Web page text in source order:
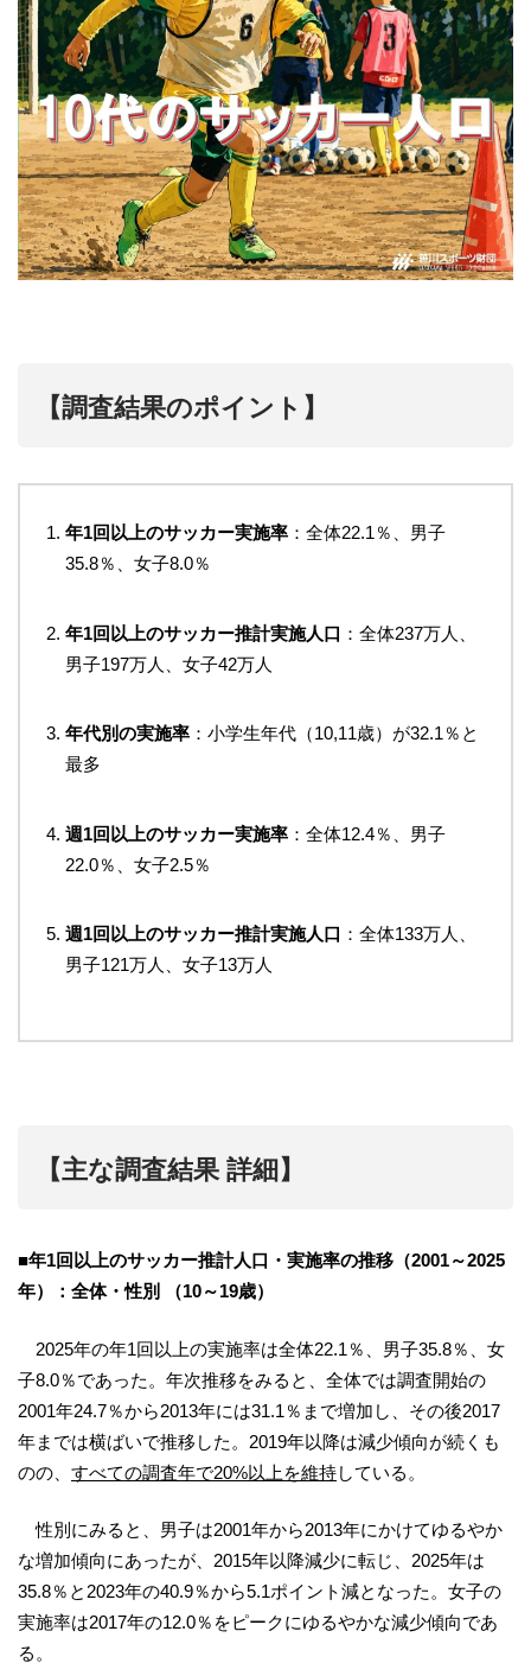
【調査結果のポイント】
年1回以上のサッカー実施率：全体22.1％、男子
35.8％、女子8.0％
年1回以上のサッカー推計実施人口 ：全体237万人、
男子197万人、女子42万人
年代別の実施率：小学生年代（10,11歳）が32.1％と
最多
週1回以上のサッカー実施率：全体12.4％、男子
22.0％、女子2.5％
週1回以上のサッカー推計実施人口 ：全体133万人、
男子121万人、女子13万人
【主な調査結果 詳細】
■年1回以上のサッカー推計人口・実施率の推移（2001～2025
年）：全体・性別 （10～19歳）
2025年の年1回以上の実施率は全体22.1％、男子35.8％、女
子8.0％であった。年次推移をみると、全体では調査開始の
2001年24.7％から2013年には31.1％まで増加し、その後2017
年までは横ばいで推移した。2019年以降は減少傾向が続くも
のの、 すべての調査年で20%以上を維持している。
性別にみると、男子は2001年から2013年にかけてゆるやか
な増加傾向にあったが、2015年以降減少に転じ、2025年は
35.8％と2023年の40.9％から5.1ポイント減となった。女子の
実施率は2017年の12.0％をピークにゆるやかな減少傾向であ
る。